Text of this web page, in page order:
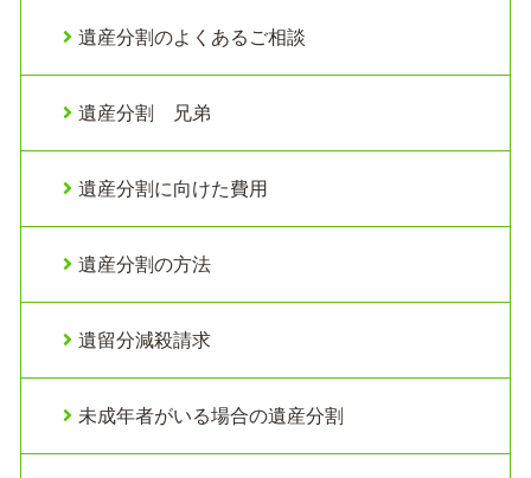
遺産分割のよくあるご相談
遺産分割 兄弟
遺産分割に向けた費用
遺産分割の方法
遺留分減殺請求
未成年者がいる場合の遺産分割